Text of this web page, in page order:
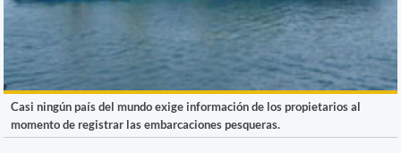
Casi ningún país del mundo exige información de los propietarios al
momento de registrar las embarcaciones pesqueras.